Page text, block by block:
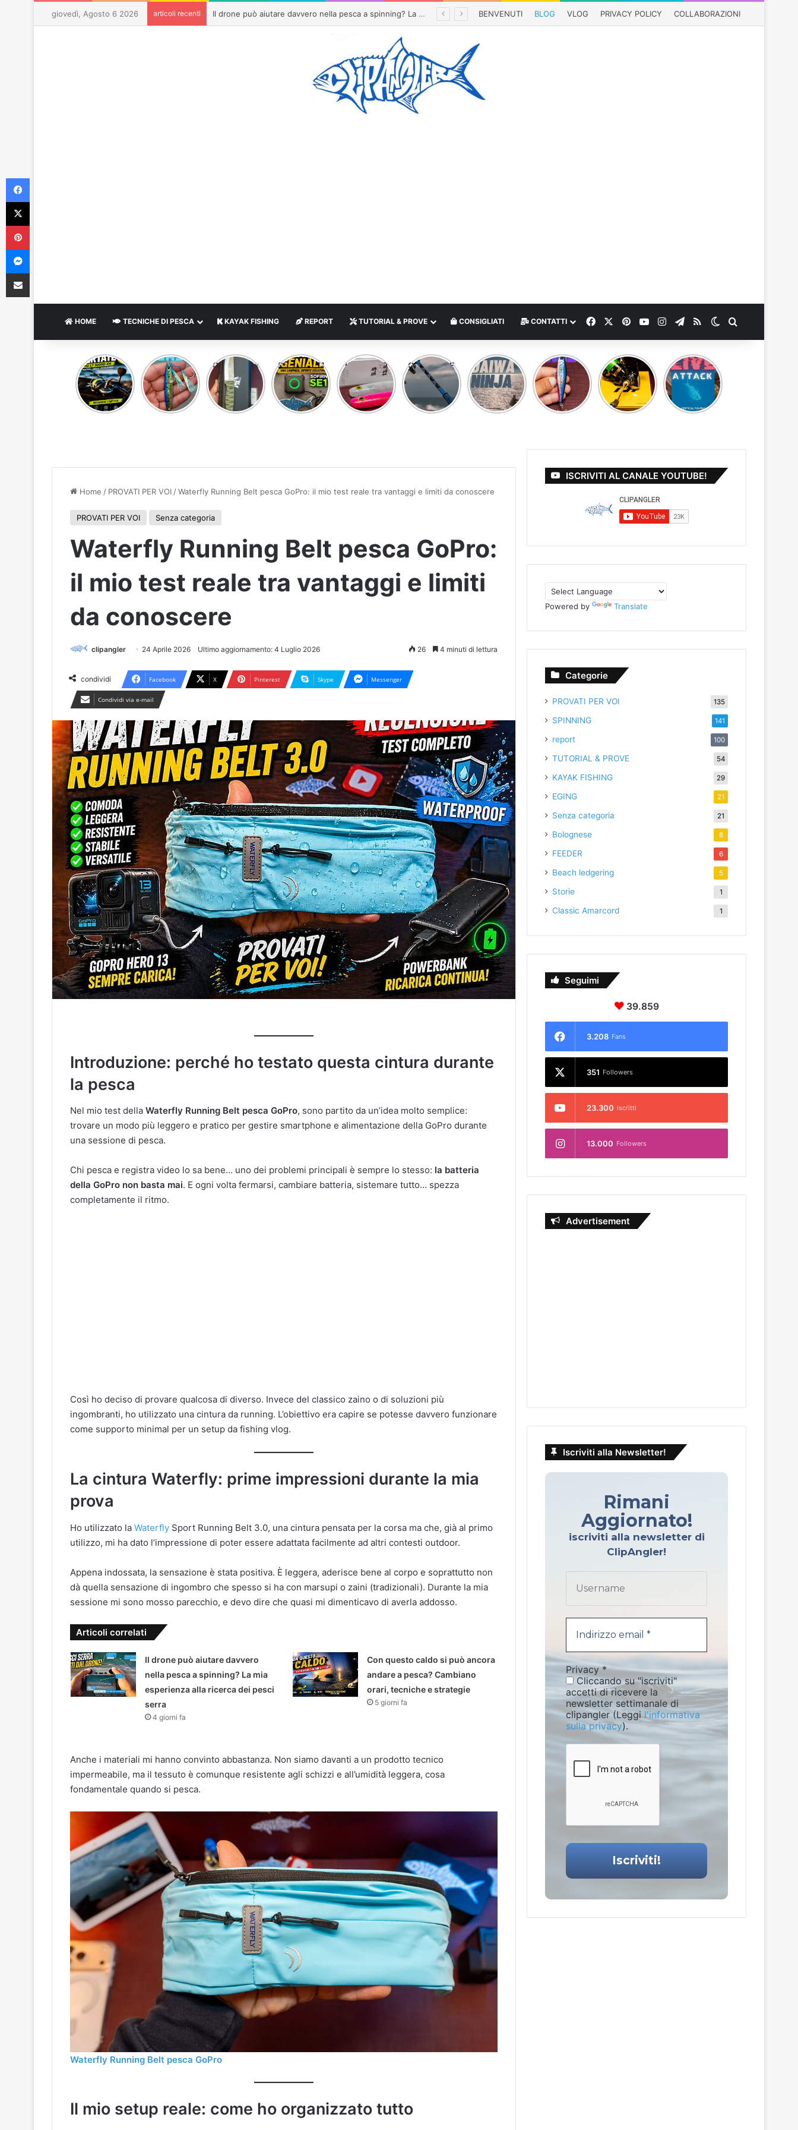
giovedì, Agosto 6 2026 articoli recenti Con questo caldo si può ancora andare a pesca? Cambiano orari, tecniche e strategie BENVENUTI BLOG VLOG PRIVACY POLICY COLLABORAZIONI
HOME TECNICHE DI PESCA KAYAK FISHING REPORT TUTORIAL & PROVE CONSIGLIATI CONTATTI FacebookPinterestYou TubeInstagram
Telegram
RSSCambia aspetto
DAIWA
CERTATE
HD LT
5000
JIGGING
PRO
PEGASUS
35
GRAMMI
Odenwolf x
Kurpfalz
Outdoor –
fodero
kidex
SOFIRN SE1
MINI
LAMPADA
LED
MAGNETICA
KITARA SR
– VERTICAL
FISHING
CLIPANGLER
SPINNING
ROD
DAIWA
NINJA
NUOVO
VIDEO
PROVATO
PER VOI
TSURINOYA
Nuova
combo ULS
nuovo
video!
LIVE
ATTACK IN
UNDERWATER
Home / PROVATI PER VOI /Waterfly Running Belt pesca GoPro: il mio test reale tra vantaggi e limiti da conoscere
PROVATI PER VOI Senza categoria
Waterfly Running Belt pesca GoPro:
il mio test reale tra vantaggi e limiti
da conoscere
clipangler 24 Aprile 2026 Ultimo aggiornamento: 4 Luglio 2026 26 4 minuti di lettura
condividi Facebook X Pinterest Skype Messenger
Condividi via e-mail
Introduzione: perché ho testato questa cintura durante
la pesca
Nel mio test della Waterfly Running Belt pesca GoPro, sono partito da un’idea molto semplice:
trovare un modo più leggero e pratico per gestire smartphone e alimentazione della GoPro durante
una sessione di pesca.
Chi pesca e registra video lo sa bene… uno dei problemi principali è sempre lo stesso: la batteria
della GoPro non basta mai. E ogni volta fermarsi, cambiare batteria, sistemare tutto… spezza
completamente il ritmo.
Così ho deciso di provare qualcosa di diverso. Invece del classico zaino o di soluzioni più
ingombranti, ho utilizzato una cintura da running. L’obiettivo era capire se potesse davvero funzionare
come supporto minimal per un setup da fishing vlog.
La cintura Waterfly: prime impressioni durante la mia
prova
Ho utilizzato la Waterfly Sport Running Belt 3.0, una cintura pensata per la corsa ma che, già al primo
utilizzo, mi ha dato l’impressione di poter essere adattata facilmente ad altri contesti outdoor.
Appena indossata, la sensazione è stata positiva. È leggera, aderisce bene al corpo e soprattutto non
dà quella sensazione di ingombro che spesso si ha con marsupi o zaini (tradizionali). Durante la mia
sessione mi sono mosso parecchio, e devo dire che quasi mi dimenticavo di averla addosso.
Articoli correlati
Il drone può aiutare davvero
nella pesca a spinning? La mia
esperienza alla ricerca dei pesci
serra
4 giorni fa
Con questo caldo si può ancora
andare a pesca? Cambiano
orari, tecniche e strategie
5 giorni fa
Anche i materiali mi hanno convinto abbastanza. Non siamo davanti a un prodotto tecnico
impermeabile, ma il tessuto è comunque resistente agli schizzi e all’umidità leggera, cosa
fondamentale quando si pesca.
Waterfly Running Belt pesca GoPro
Il mio setup reale: come ho organizzato tutto
ISCRIVITI AL CANALE YOUTUBE!
Powered by Translate
Categorie
PROVATI PER VOI 135
SPINNING 141
report 100
TUTORIAL & PROVE 54
KAYAK FISHING 29
EGING 21
Senza categoria 21
Bolognese 8
FEEDER 6
Beach ledgering 5
Storie 1
Classic Amarcord 1
Seguimi
39.859
3.208 Fans
351 Followers
23.300 iscritti
13.000 Followers
Advertisement
Iscriviti alla Newsletter!
Rimani
Aggiornato!
iscriviti alla newsletter di
ClipAngler!
Privacy*
Cliccando su "iscriviti"
accetti di ricevere la
newsletter settimanale di
clipangler (Leggil'informativa
sulla privacy).
Facebook
X
Pinterest
Messenger
Condividi via e-mail